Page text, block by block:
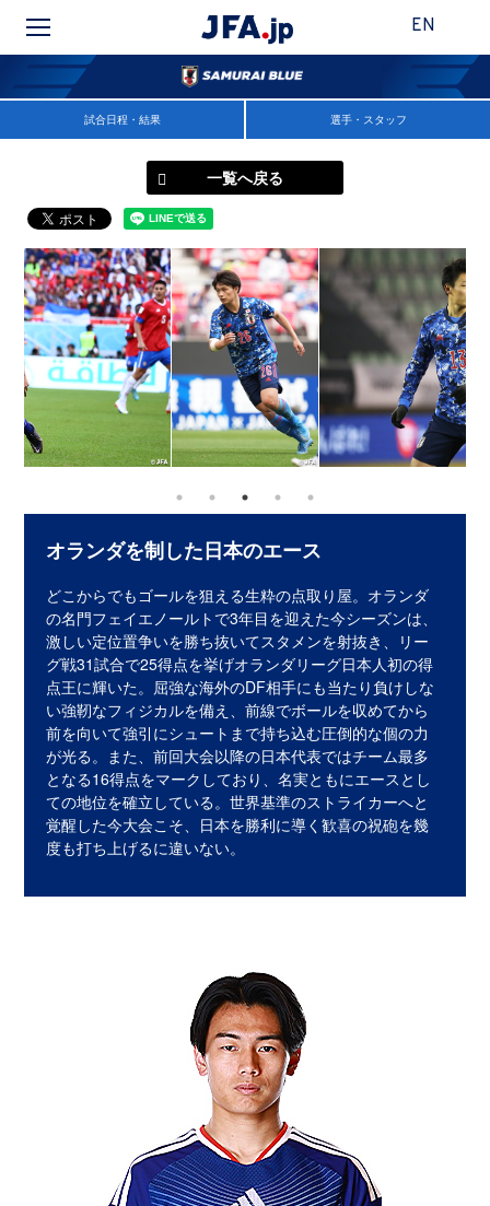
EN
試合日程・結果 選手・スタッフ
一覧へ戻る
オランダを制した日本のエース
どこからでもゴールを狙える生粋の点取り屋。オランダ
の名門フェイエノールトで3年目を迎えた今シーズンは、
激しい定位置争いを勝ち抜いてスタメンを射抜き、リー
グ戦31試合で25得点を挙げオランダリーグ日本人初の得
点王に輝いた。屈強な海外のDF相手にも当たり負けしな
い強靭なフィジカルを備え、前線でボールを収めてから
前を向いて強引にシュートまで持ち込む圧倒的な個の力
が光る。また、前回大会以降の日本代表ではチーム最多
となる16得点をマークしており、名実ともにエースとし
ての地位を確立している。世界基準のストライカーへと
覚醒した今大会こそ、日本を勝利に導く歓喜の祝砲を幾
度も打ち上げるに違いない。